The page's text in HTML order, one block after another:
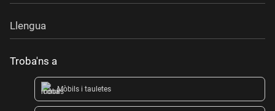
Llengua
Troba'ns a
Mòbils i tauletes